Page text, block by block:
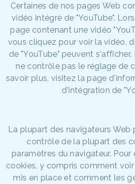
Certaines de nos pages Web
vidéo intégré de "YouTube".
page contenant une vidéo
vous cliquez pour voir la vidéo,
de "YouTube" peuvent
ne contrôle pas le réglage de
savoir plus, visitez la page
d'intégration de
La plupart des navigateurs Web
contrôle de la plupart des
paramètres du navigateur. Pour
cookies, y compris comment
mis en place et comment les